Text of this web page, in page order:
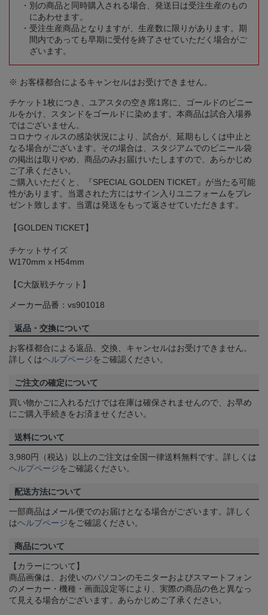
別の商品と同時購入される場合、発送日は受注生産のもの
にあわせます。
受注生産商品となりますが、生産数に限りがあります。期
間内であっても早期に受付を終了させていただく場合がご
ざいます。
※ お客様都合によるキャンセルはお受けできません。
チケット1枚につき、ユアスタの空き席1席に、ゴールドのビニー
ルをかけ、スタンドをゴールドに染めます。本商品は試合入場券
ではございません。
コロナウィルスの感染状況により、試合が、延期もしくは中止と
なる場合がございます。その場合は、スタジアムでのビニール袋
の掲出は取りやめ、商品のみお届けいたしますので、あらかじめ
ご了承ください。
ご購入いただくと、『SPECIAL GOLDEN TICKET』が当たる可能
性があります。当選された方にはサイン入りユニフォームをプレ
ゼント致します。当選は発送をもって返させていただきます。
【GOLDEN TICKET】
チケットサイズ
W170mm x H54mm
【C大阪戦チケット】
メーカー品番：vs901018
返品・交換について
お客様都合による返品、交換、キャンセルはお受けできません。
詳しくはヘルプページをご確認ください。
ご注文の確定について
買い物かごに入れるだけでは在庫は確保されませんので、お早め
にご購入手続きをお済ませください。
送料について
3,980円（税込）以上のご注文は全国一律送料無料です。詳しくは
ヘルプページをご確認ください。
配送方法について
一部商品はメール便でのお届けとなる場合がございます。詳しく
はヘルプページをご確認ください。
商品について
【カラーについて】
商品画像は、お使いのパソコンのモニターおよびスマートフォン
のメーカー・機種・画面設定等により、実際の商品の色と異なっ
て見える場合がございます。あらかじめご了承ください。